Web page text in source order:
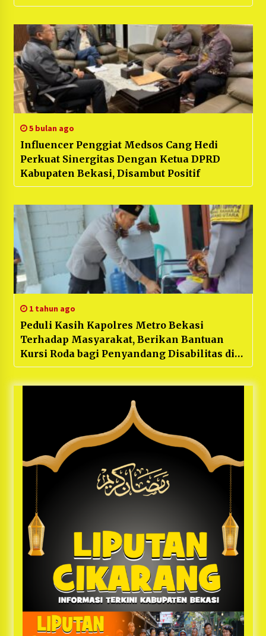
5 bulan ago
Influencer Penggiat Medsos Cang Hedi
Perkuat Sinergitas Dengan Ketua DPRD
Kabupaten Bekasi, Disambut Positif
1 tahun ago
Peduli Kasih Kapolres Metro Bekasi
Terhadap Masyarakat, Berikan Bantuan
Kursi Roda bagi Penyandang Disabilitas di
Cikarang Utara